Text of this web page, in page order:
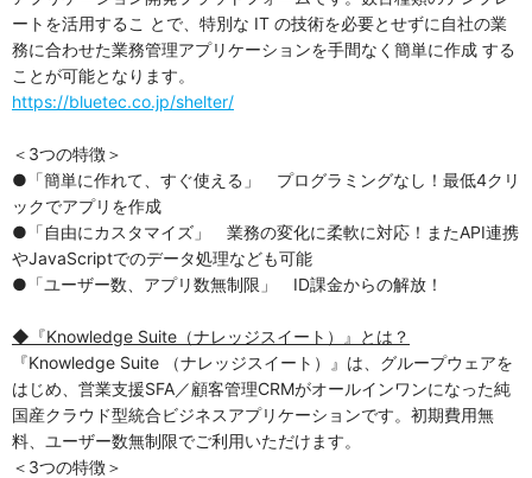
ートを活用するこ とで、特別な IT の技術を必要とせずに自社の業
務に合わせた業務管理アプリケーションを手間なく簡単に作成 する
ことが可能となります。
https://bluetec.co.jp/shelter/
＜3つの特徴＞
●「簡単に作れて、すぐ使える」 プログラミングなし！最低4クリ
ックでアプリを作成
●「自由にカスタマイズ」 業務の変化に柔軟に対応！またAPI連携
やJavaScriptでのデータ処理なども可能
●「ユーザー数、アプリ数無制限」 ID課金からの解放！
◆『Knowledge Suite（ナレッジスイート）』とは？
『Knowledge Suite （ナレッジスイート）』は、グループウェアを
はじめ、営業支援SFA／顧客管理CRMがオールインワンになった純
国産クラウド型統合ビジネスアプリケーションです。初期費用無
料、ユーザー数無制限でご利用いただけます。
＜3つの特徴＞